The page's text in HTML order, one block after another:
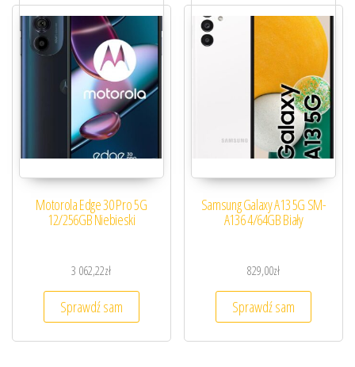
Motorola Edge 30 Pro 5G
12/256GB Niebieski
3 062,22zł
Sprawdź sam
Samsung Galaxy A13 5G SM-
A136 4/64GB Biały
829,00zł
Sprawdź sam